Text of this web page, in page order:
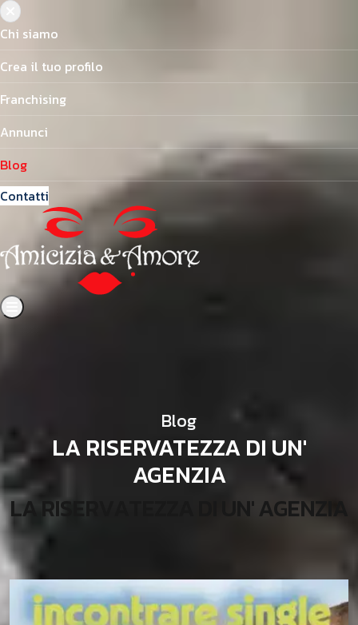
Chi siamo
Crea il tuo profilo
Franchising
Annunci
Blog
Contatti
Blog
LA RISERVATEZZA DI UN'
AGENZIA
LA RIS N'AGENZI